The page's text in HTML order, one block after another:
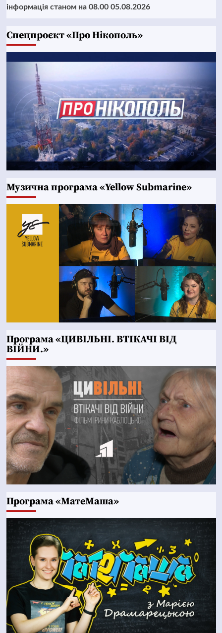
інформація станом на 08.00 05.08.2026
Cпецпроєкт «Про Нікополь»
Музична програма «Yellow Submarine»
Програма «ЦИВІЛЬНІ. ВТІКАЧІ ВІД
ВІЙНИ.»
Програма «МатеМаша»